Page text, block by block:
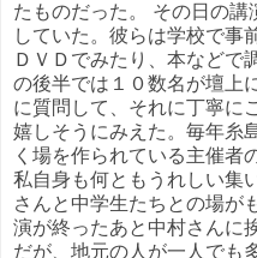
たものだった。 その日の
していた。彼らは学校で事
ＤＶＤでみたり、本などで
の後半では１０数名が壇上
に質問して、それに丁寧に
嬉しそうにみえた。毎年糸
く場を作られている主催者
私自身も何ともうれしい集
さんと中学生たちとの場が
演が終ったあと中村さんに
だが、地元の人が一人でも